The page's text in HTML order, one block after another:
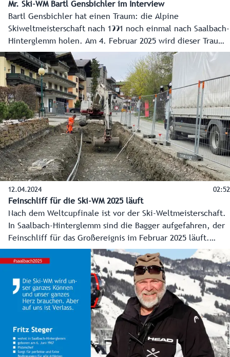
Mr. Ski-WM Bartl Gensbichler im Interview
Bartl Gensbichler hat einen Traum: die Alpine
Skiweltmeisterschaft nach 1991 noch einmal nach Saalbach-
Hinterglemm holen. Am 4. Februar 2025 wird dieser Traum
wahr. Mr. Ski-WM über das riesige Skifest, die Salzburger
Medaillenchancen, die Rückkehr von Marcel Hischer und
Lucas Braathen und was er sich von der und für die WM
wünscht.
12.04.2024 02:52
Feinschliff für die Ski-WM 2025 läuft
Nach dem Weltcupfinale ist vor der Ski-Weltmeisterschaft.
In Saalbach-Hinterglemm sind die Bagger aufgefahren, der
Feinschliff für das Großereignis im Februar 2025 läuft.
Bund, Land und Gemeinde investieren in die Infrastruktur,
die auch nach der WM noch genutzt wird und die Region